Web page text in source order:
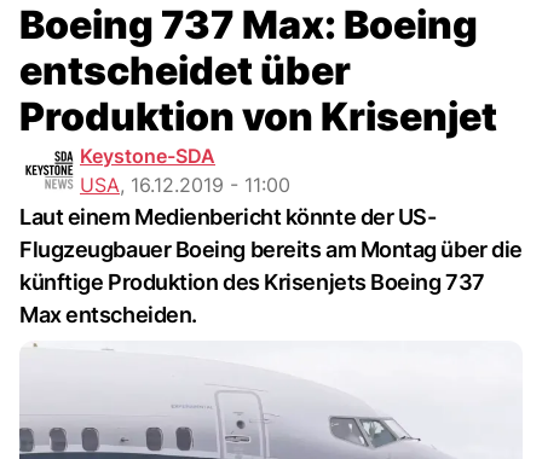
Boeing 737 Max: Boeing
entscheidet über
Produktion von Krisenjet
Keystone-SDA
USA, 16.12.2019 - 11:00
Laut einem Medienbericht könnte der US-
Flugzeugbauer Boeing bereits am Montag über die
künftige Produktion des Krisenjets Boeing 737
Max entscheiden.